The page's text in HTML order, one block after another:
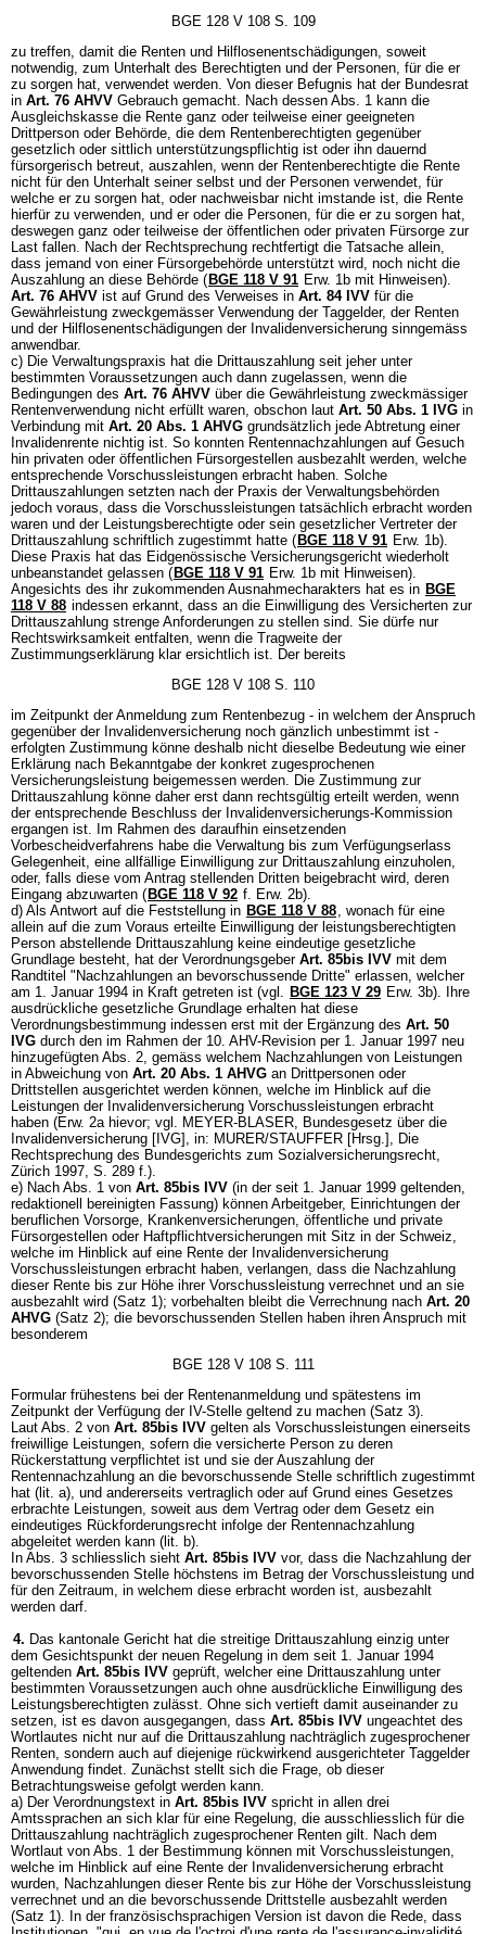
BGE 128 V 108 S. 109
zu treffen, damit die Renten und Hilflosenentschädigungen, soweit
notwendig, zum Unterhalt des Berechtigten und der Personen, für die er
zu sorgen hat, verwendet werden. Von dieser Befugnis hat der Bundesrat
in Art. 76 AHVV Gebrauch gemacht. Nach dessen Abs. 1 kann die
Ausgleichskasse die Rente ganz oder teilweise einer geeigneten
Drittperson oder Behörde, die dem Rentenberechtigten gegenüber
gesetzlich oder sittlich unterstützungspflichtig ist oder ihn dauernd
fürsorgerisch betreut, auszahlen, wenn der Rentenberechtigte die Rente
nicht für den Unterhalt seiner selbst und der Personen verwendet, für
welche er zu sorgen hat, oder nachweisbar nicht imstande ist, die Rente
hierfür zu verwenden, und er oder die Personen, für die er zu sorgen hat,
deswegen ganz oder teilweise der öffentlichen oder privaten Fürsorge zur
Last fallen. Nach der Rechtsprechung rechtfertigt die Tatsache allein,
dass jemand von einer Fürsorgebehörde unterstützt wird, noch nicht die
Auszahlung an diese Behörde ( BGE 118 V 91 Erw. 1b mit Hinweisen).
Art. 76 AHVV ist auf Grund des Verweises in Art. 84 IVV für die
Gewährleistung zweckgemässer Verwendung der Taggelder, der Renten
und der Hilflosenentschädigungen der Invalidenversicherung sinngemäss
anwendbar.
c) Die Verwaltungspraxis hat die Drittauszahlung seit jeher unter
bestimmten Voraussetzungen auch dann zugelassen, wenn die
Bedingungen des Art. 76 AHVV über die Gewährleistung zweckmässiger
Rentenverwendung nicht erfüllt waren, obschon laut Art. 50 Abs. 1 IVG in
Verbindung mit Art. 20 Abs. 1 AHVG grundsätzlich jede Abtretung einer
Invalidenrente nichtig ist. So konnten Rentennachzahlungen auf Gesuch
hin privaten oder öffentlichen Fürsorgestellen ausbezahlt werden, welche
entsprechende Vorschussleistungen erbracht haben. Solche
Drittauszahlungen setzten nach der Praxis der Verwaltungsbehörden
jedoch voraus, dass die Vorschussleistungen tatsächlich erbracht worden
waren und der Leistungsberechtigte oder sein gesetzlicher Vertreter der
Drittauszahlung schriftlich zugestimmt hatte ( BGE 118 V 91 Erw. 1b).
Diese Praxis hat das Eidgenössische Versicherungsgericht wiederholt
unbeanstandet gelassen ( BGE 118 V 91 Erw. 1b mit Hinweisen).
Angesichts des ihr zukommenden Ausnahmecharakters hat es in BGE
118 V 88 indessen erkannt, dass an die Einwilligung des Versicherten zur
Drittauszahlung strenge Anforderungen zu stellen sind. Sie dürfe nur
Rechtswirksamkeit entfalten, wenn die Tragweite der
Zustimmungserklärung klar ersichtlich ist. Der bereits
BGE 128 V 108 S. 110
im Zeitpunkt der Anmeldung zum Rentenbezug - in welchem der Anspruch
gegenüber der Invalidenversicherung noch gänzlich unbestimmt ist -
erfolgten Zustimmung könne deshalb nicht dieselbe Bedeutung wie einer
Erklärung nach Bekanntgabe der konkret zugesprochenen
Versicherungsleistung beigemessen werden. Die Zustimmung zur
Drittauszahlung könne daher erst dann rechtsgültig erteilt werden, wenn
der entsprechende Beschluss der Invalidenversicherungs-Kommission
ergangen ist. Im Rahmen des daraufhin einsetzenden
Vorbescheidverfahrens habe die Verwaltung bis zum Verfügungserlass
Gelegenheit, eine allfällige Einwilligung zur Drittauszahlung einzuholen,
oder, falls diese vom Antrag stellenden Dritten beigebracht wird, deren
Eingang abzuwarten ( BGE 118 V 92 f. Erw. 2b).
d) Als Antwort auf die Feststellung in BGE 118 V 88, wonach für eine
allein auf die zum Voraus erteilte Einwilligung der leistungsberechtigten
Person abstellende Drittauszahlung keine eindeutige gesetzliche
Grundlage besteht, hat der Verordnungsgeber Art. 85bis IVV mit dem
Randtitel "Nachzahlungen an bevorschussende Dritte" erlassen, welcher
am 1. Januar 1994 in Kraft getreten ist (vgl. BGE 123 V 29 Erw. 3b). Ihre
ausdrückliche gesetzliche Grundlage erhalten hat diese
Verordnungsbestimmung indessen erst mit der Ergänzung des Art. 50
IVG durch den im Rahmen der 10. AHV-Revision per 1. Januar 1997 neu
hinzugefügten Abs. 2, gemäss welchem Nachzahlungen von Leistungen
in Abweichung von Art. 20 Abs. 1 AHVG an Drittpersonen oder
Drittstellen ausgerichtet werden können, welche im Hinblick auf die
Leistungen der Invalidenversicherung Vorschussleistungen erbracht
haben (Erw. 2a hievor; vgl. MEYER-BLASER, Bundesgesetz über die
Invalidenversicherung [IVG], in: MURER/STAUFFER [Hrsg.], Die
Rechtsprechung des Bundesgerichts zum Sozialversicherungsrecht,
Zürich 1997, S. 289 f.).
e) Nach Abs. 1 von Art. 85bis IVV (in der seit 1. Januar 1999 geltenden,
redaktionell bereinigten Fassung) können Arbeitgeber, Einrichtungen der
beruflichen Vorsorge, Krankenversicherungen, öffentliche und private
Fürsorgestellen oder Haftpflichtversicherungen mit Sitz in der Schweiz,
welche im Hinblick auf eine Rente der Invalidenversicherung
Vorschussleistungen erbracht haben, verlangen, dass die Nachzahlung
dieser Rente bis zur Höhe ihrer Vorschussleistung verrechnet und an sie
ausbezahlt wird (Satz 1); vorbehalten bleibt die Verrechnung nach Art. 20
AHVG (Satz 2); die bevorschussenden Stellen haben ihren Anspruch mit
besonderem
BGE 128 V 108 S. 111
Formular frühestens bei der Rentenanmeldung und spätestens im
Zeitpunkt der Verfügung der IV-Stelle geltend zu machen (Satz 3).
Laut Abs. 2 von Art. 85bis IVV gelten als Vorschussleistungen einerseits
freiwillige Leistungen, sofern die versicherte Person zu deren
Rückerstattung verpflichtet ist und sie der Auszahlung der
Rentennachzahlung an die bevorschussende Stelle schriftlich zugestimmt
hat (lit. a), und andererseits vertraglich oder auf Grund eines Gesetzes
erbrachte Leistungen, soweit aus dem Vertrag oder dem Gesetz ein
eindeutiges Rückforderungsrecht infolge der Rentennachzahlung
abgeleitet werden kann (lit. b).
In Abs. 3 schliesslich sieht Art. 85bis IVV vor, dass die Nachzahlung der
bevorschussenden Stelle höchstens im Betrag der Vorschussleistung und
für den Zeitraum, in welchem diese erbracht worden ist, ausbezahlt
werden darf.
4. Das kantonale Gericht hat die streitige Drittauszahlung einzig unter
dem Gesichtspunkt der neuen Regelung in dem seit 1. Januar 1994
geltenden Art. 85bis IVV geprüft, welcher eine Drittauszahlung unter
bestimmten Voraussetzungen auch ohne ausdrückliche Einwilligung des
Leistungsberechtigten zulässt. Ohne sich vertieft damit auseinander zu
setzen, ist es davon ausgegangen, dass Art. 85bis IVV ungeachtet des
Wortlautes nicht nur auf die Drittauszahlung nachträglich zugesprochener
Renten, sondern auch auf diejenige rückwirkend ausgerichteter Taggelder
Anwendung findet. Zunächst stellt sich die Frage, ob dieser
Betrachtungsweise gefolgt werden kann.
a) Der Verordnungstext in Art. 85bis IVV spricht in allen drei
Amtssprachen an sich klar für eine Regelung, die ausschliesslich für die
Drittauszahlung nachträglich zugesprochener Renten gilt. Nach dem
Wortlaut von Abs. 1 der Bestimmung können mit Vorschussleistungen,
welche im Hinblick auf eine Rente der Invalidenversicherung erbracht
wurden, Nachzahlungen dieser Rente bis zur Höhe der Vorschussleistung
verrechnet und an die bevorschussende Drittstelle ausbezahlt werden
(Satz 1). In der französischsprachigen Version ist davon die Rede, dass